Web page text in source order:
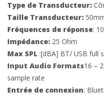
Type de Transducteur:
Taille Transducteur:
Fréquences de réponse:
Impédance: 25 Ohm
Max SPL :[dBA] BT/ USB full
Input Audio Formats16 –
sample rate
Entrée de connexion: